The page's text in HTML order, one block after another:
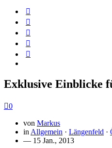
Exklusive Einblicke
0
von Markus
in Allgemein · Längenfeld ·
— 15 Jan., 2013